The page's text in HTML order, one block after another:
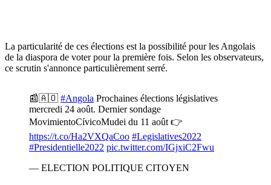
La particularité de ces élections est la possibilité pour les Angolais
de la diaspora de voter pour la première fois. Selon les observateurs,
ce scrutin s'annonce particulièrement serré.